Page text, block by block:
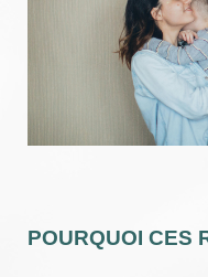
POURQUOI CES